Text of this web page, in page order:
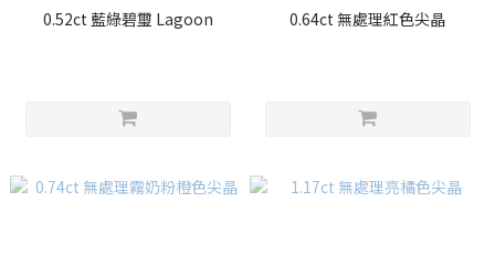
0.52ct 藍綠碧璽 Lagoon
0.64ct 無處理紅色尖晶